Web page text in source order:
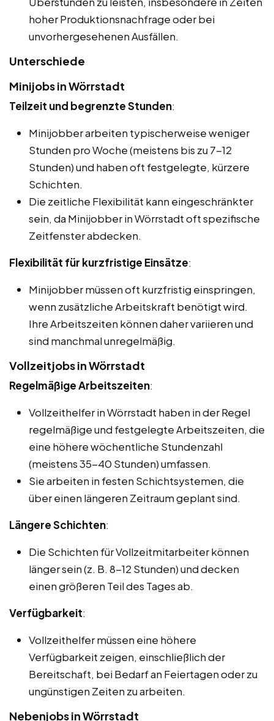
hoher Produktionsnachfrage oder bei
unvorhergesehenen Ausfällen.
Unterschiede
Minijobs in Wörrstadt
Teilzeit und begrenzte Stunden:
Minijobber arbeiten typischerweise weniger
Stunden pro Woche (meistens bis zu 7-12
Stunden) und haben oft festgelegte, kürzere
Schichten.
Die zeitliche Flexibilität kann eingeschränkter
sein, da Minijobber in Wörrstadt oft spezifische
Zeitfenster abdecken.
Flexibilität für kurzfristige Einsätze:
Minijobber müssen oft kurzfristig einspringen,
wenn zusätzliche Arbeitskraft benötigt wird.
Ihre Arbeitszeiten können daher variieren und
sind manchmal unregelmäßig.
Vollzeitjobs in Wörrstadt
Regelmäßige Arbeitszeiten:
Vollzeithelfer in Wörrstadt haben in der Regel
regelmäßige und festgelegte Arbeitszeiten, die
eine höhere wöchentliche Stundenzahl
(meistens 35-40 Stunden) umfassen.
Sie arbeiten in festen Schichtsystemen, die
über einen längeren Zeitraum geplant sind.
Längere Schichten:
Die Schichten für Vollzeitmitarbeiter können
länger sein (z. B. 8-12 Stunden) und decken
einen größeren Teil des Tages ab.
Verfügbarkeit:
Vollzeithelfer müssen eine höhere
Verfügbarkeit zeigen, einschließlich der
Bereitschaft, bei Bedarf an Feiertagen oder zu
ungünstigen Zeiten zu arbeiten.
Nebenjobs in Wörrstadt